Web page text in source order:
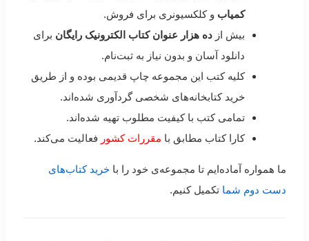
کمیاب و کلکسیونری برای فروش.
بیش از ده هزار عنوان کتاب الکترونیک رایگان برای
دانلود آسان و بدون نیاز به ثبت‌نام.
کلیه کتب این مجموعه چاپ قدیمی بوده و از طریق
خرید کتابخانه‌های شخصی گردآوری شده‌اند.
تمامی کتب با کیفیت مطلوب تهیه شده‌اند.
کارا کتاب مطابق با مقررات کشور فعالیت می‌کند.
ما همواره آماده‌ایم تا مجموعه‌ی خود را با خرید کتاب‌های
دست دوم شما تکمیل کنیم.